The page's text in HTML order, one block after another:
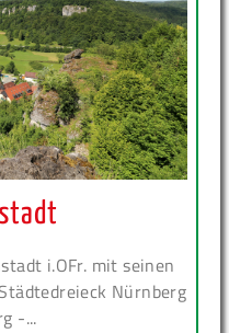
i.OFr. mit seinen
Nürnberg
-...